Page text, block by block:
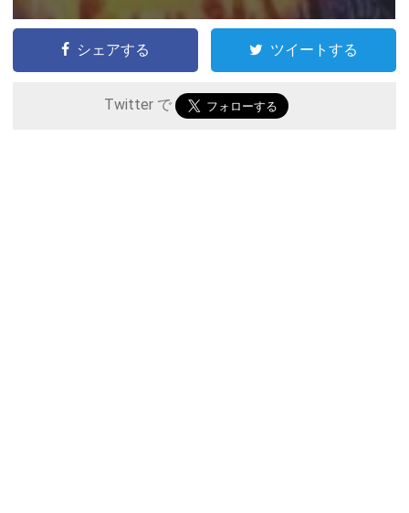
シェアする ツイートする
Twitter で